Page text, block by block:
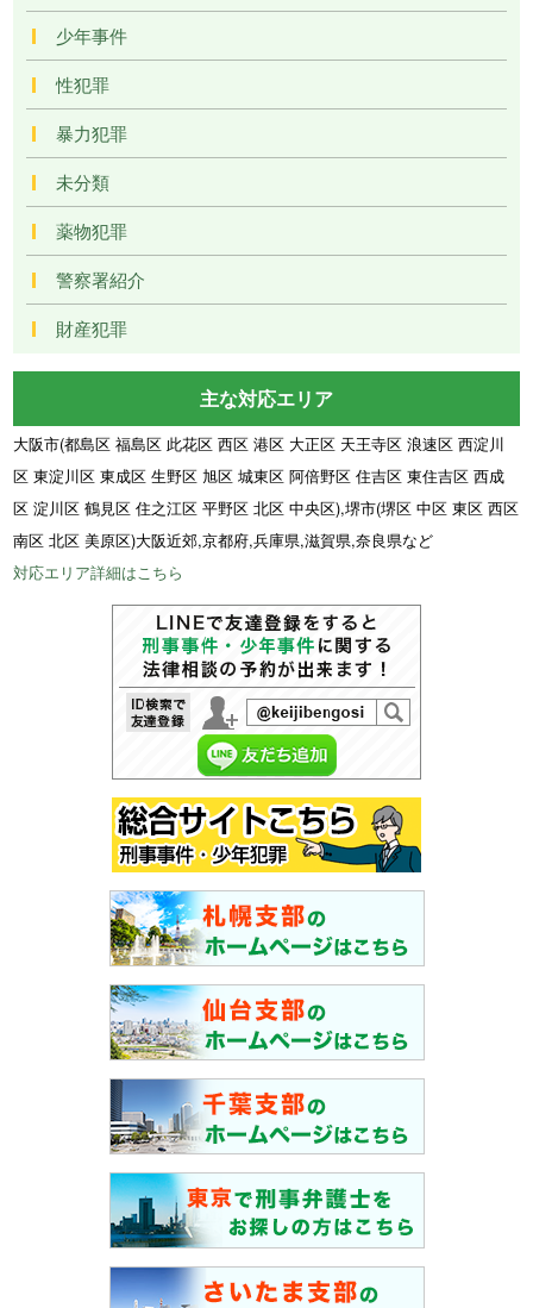
少年事件
性犯罪
暴力犯罪
未分類
薬物犯罪
警察署紹介
財産犯罪
主な対応エリア
大阪市(都島区 福島区 此花区 西区 港区 大正区 天王寺区 浪速区 西淀川
区 東淀川区 東成区 生野区 旭区 城東区 阿倍野区 住吉区 東住吉区 西成
区 淀川区 鶴見区 住之江区 平野区 北区 中央区),堺市(堺区 中区 東区 西区
南区 北区 美原区)大阪近郊,京都府,兵庫県,滋賀県,奈良県など
対応エリア詳細はこちら